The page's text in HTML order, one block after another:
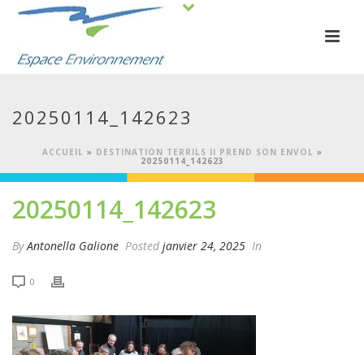
20250114_142623
ACCUEIL » DESTINATION TERRILS II PREND SON ENVOL »
20250114_142623
20250114_142623
ByAntonella Galione Posted janvier 24, 2025 In
0